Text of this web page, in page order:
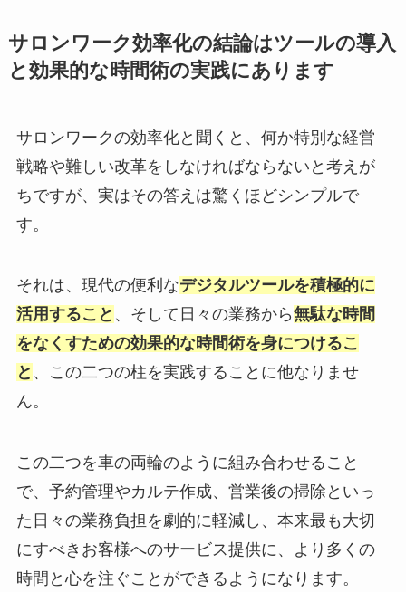
サロンワーク効率化の結論はツールの導入
と効果的な時間術の実践にあります
サロンワークの効率化と聞くと、何か特別な経営
戦略や難しい改革をしなければならないと考えが
ちですが、実はその答えは驚くほどシンプルで
す。
それは、現代の便利なデジタルツールを積極的に
活用すること 、そして日々の業務から無駄な時間
をなくすための効果的な時間術を身につけるこ
と 、この二つの柱を実践することに他なりませ
ん。
この二つを車の両輪のように組み合わせること
で、予約管理やカルテ作成、営業後の掃除といっ
た日々の業務負担を劇的に軽減し、本来最も大切
にすべきお客様へのサービス提供に、より多くの
時間と心を注ぐことができるようになります。